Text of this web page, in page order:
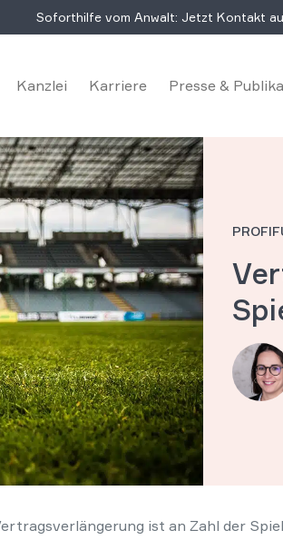
Soforthilfe vom Anwalt: Jetzt Kontakt
Kanzlei Karriere Presse &
ist an Zahl der